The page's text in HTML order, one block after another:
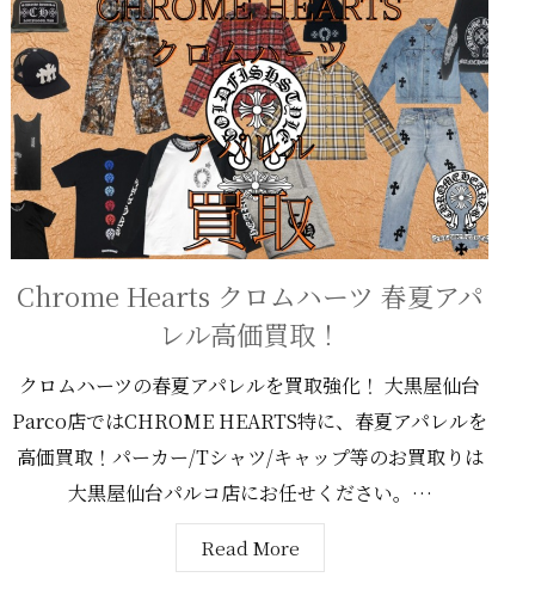
Chrome Hearts クロムハーツ 春夏アパ
レル高価買取！
クロムハーツの春夏アパレルを買取強化！ 大黒屋仙台
Parco店ではCHROME HEARTS特に、春夏アパレルを
高価買取！パーカー/Tシャツ/キャップ等のお買取りは
大黒屋仙台パルコ店にお任せください。…
Read More